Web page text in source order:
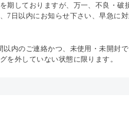
期しておりますが、万一、不良・破
7日以内にお知らせ下さい、早急に対
以内のご連絡かつ、未使用・未開封
を外していない状態に限ります。